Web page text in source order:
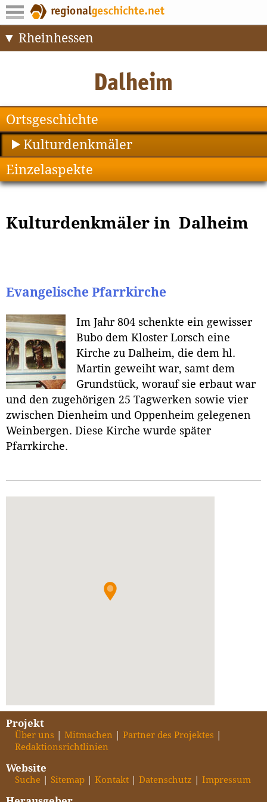
Rheinhessen
Ortsgeschichte
Kulturdenkmäler
Einzelaspekte
Kulturdenkmäler in Dalheim
Evangelische Pfarrkirche
Im Jahr 804 schenkte ein gewisser
Bubo dem Kloster Lorsch eine
Kirche zu Dalheim, die dem hl.
Martin geweiht war, samt dem
Grundstück, worauf sie erbaut war
und den zugehörigen 25 Tagwerken sowie vier
zwischen Dienheim und Oppenheim gelegenen
Weinbergen. Diese Kirche wurde später
Pfarrkirche.
Projekt
Über uns Mitmachen
Partner des Projektes
Redaktionsrichtlinien
Website
Suche Sitemap Kontakt Datenschutz Impressum